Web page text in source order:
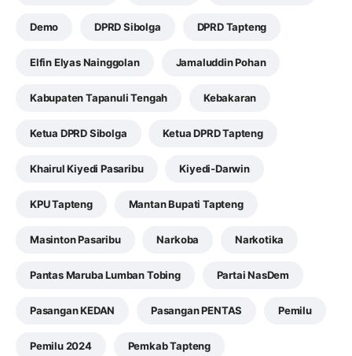
Demo DPRD Sibolga DPRD Tapteng
Elfin Elyas Nainggolan Jamaluddin Pohan
Kabupaten Tapanuli Tengah Kebakaran
Ketua DPRD Sibolga Ketua DPRD Tapteng
Khairul Kiyedi Pasaribu Kiyedi-Darwin
KPU Tapteng Mantan Bupati Tapteng
Masinton Pasaribu Narkoba Narkotika
Pantas Maruba Lumban Tobing Partai NasDem
Pasangan KEDAN Pasangan PENTAS Pemilu
Pemilu 2024 Pemkab Tapteng